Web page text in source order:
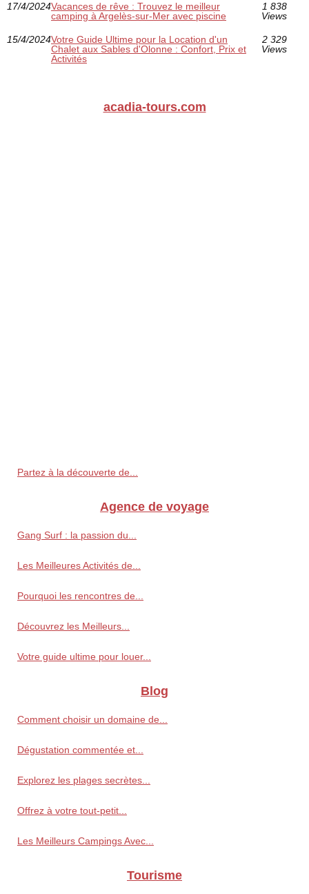
17/4/2024Vacances de rêve : Trouvez le meilleur
camping à Argelès-sur-Mer avec piscine
1 838
Views
15/4/2024Votre Guide Ultime pour la Location d'un
Chalet aux Sables d'Olonne : Confort, Prix et
Activités
2 329
Views
acadia-tours.com
Partez à la découverte de...
Agence de voyage
Gang Surf : la passion du...
Les Meilleures Activités de...
Pourquoi les rencontres de...
Découvrez les Meilleurs...
Votre guide ultime pour louer...
Blog
Comment choisir un domaine de...
Dégustation commentée et...
Explorez les plages secrètes...
Offrez à votre tout-petit...
Les Meilleurs Campings Avec...
Tourisme